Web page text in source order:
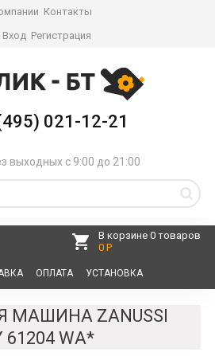
Контакты
Вход Регистрация
021-12-21
выходных с 9:00 до 21:00
В корзине 0 товаров
0 Р
ОПЛАТА УСТАНОВКА
МАШИНА ZANUSSI
61204 WA*